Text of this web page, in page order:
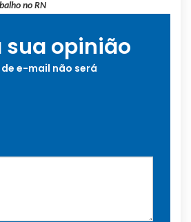
no RN
sua opinião
e-mail não será